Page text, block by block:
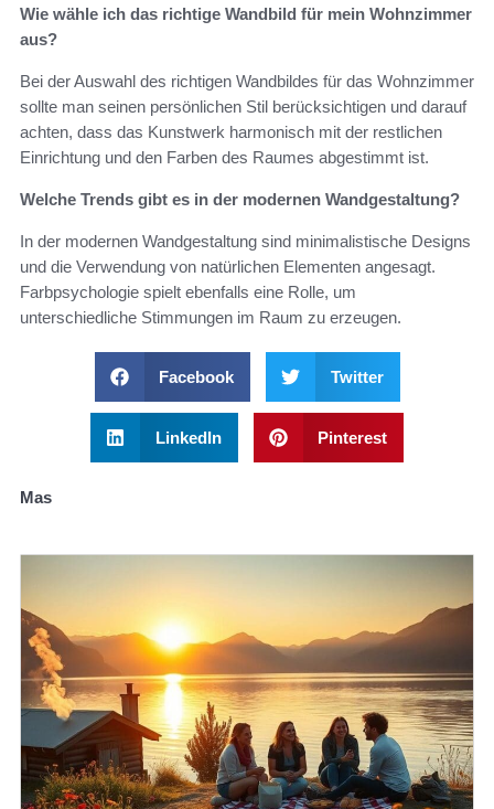
Wie wähle ich das richtige Wandbild für mein Wohnzimmer
aus?
Bei der Auswahl des richtigen Wandbildes für das Wohnzimmer
sollte man seinen persönlichen Stil berücksichtigen und darauf
achten, dass das Kunstwerk harmonisch mit der restlichen
Einrichtung und den Farben des Raumes abgestimmt ist.
Welche Trends gibt es in der modernen Wandgestaltung?
In der modernen Wandgestaltung sind minimalistische Designs
und die Verwendung von natürlichen Elementen angesagt.
Farbpsychologie spielt ebenfalls eine Rolle, um
unterschiedliche Stimmungen im Raum zu erzeugen.
Facebook Twitter
LinkedIn Pinterest
Mas